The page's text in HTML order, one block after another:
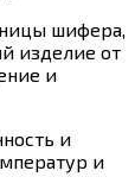
шифера,
изделие от
и
и
и